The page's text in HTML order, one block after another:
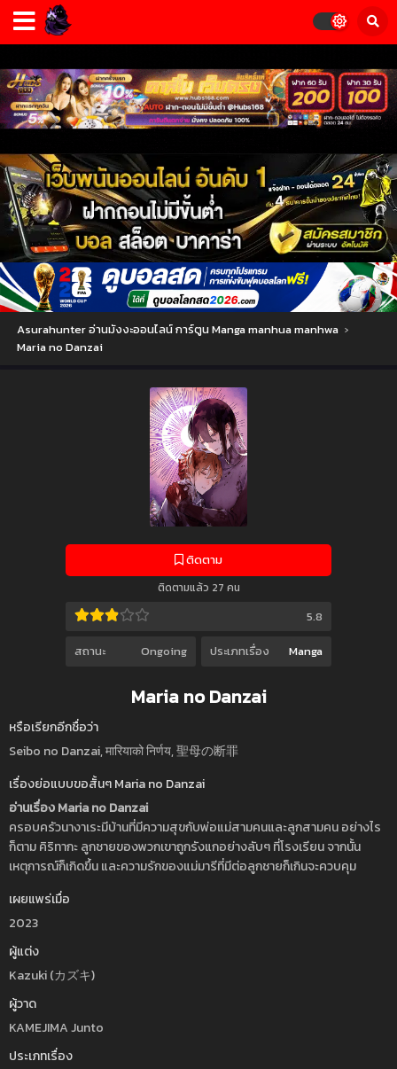
Asurahunter อ่านมังงะออนไลน์ การ์ตูน Manga manhua manhwa ›
Maria no Danzai
ติดตาม
ติดตามแล้ว 27 คน
5.8
สถานะ Ongoing ประเภทเรื่อง Manga
Maria no Danzai
หรือเรียกอีกชื่อว่า
Seibo no Danzai, मारियाको निर्णय, 聖母の断罪
เรื่องย่อแบบขอสั้นๆ Maria no Danzai
อ่านเรื่อง Maria no Danzai
ครอบครัวนางาเระมีบ้านที่มีความสุขกับพ่อแม่สามคนและลูกสามคน อย่างไร
ก็ตาม คิริทากะ ลูกชายของพวกเขาถูกรังแกอย่างลับๆ ที่โรงเรียน จากนั้น
เหตุการณ์ก็เกิดขึ้น และความรักของแม่มารีที่มีต่อลูกชายก็เกินจะควบคุม
เผยแพร่เมื่อ
2023
ผู้แต่ง
Kazuki (カズキ)
ผู้วาด
KAMEJIMA Junto
ประเภทเรื่อง